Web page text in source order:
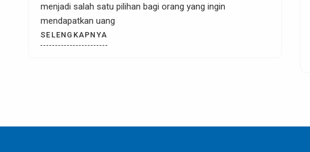
Digitalmarketingproperty.com – Apakah saat ini Anda ingin
mendapatkan penghasilan dari mempromosikan produk di
Tokopedia? Ya,